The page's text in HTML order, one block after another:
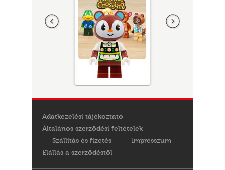
Adatkezelési tájékoztató
Általános szerződési feltételek
Szállítás és fizetés
Impresszum
Elállás a szerződéstől